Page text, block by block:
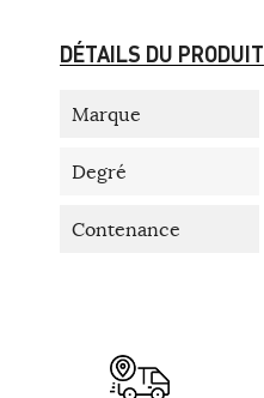
DÉTAILS DU PRODUIT
Marque
Degré
Contenance